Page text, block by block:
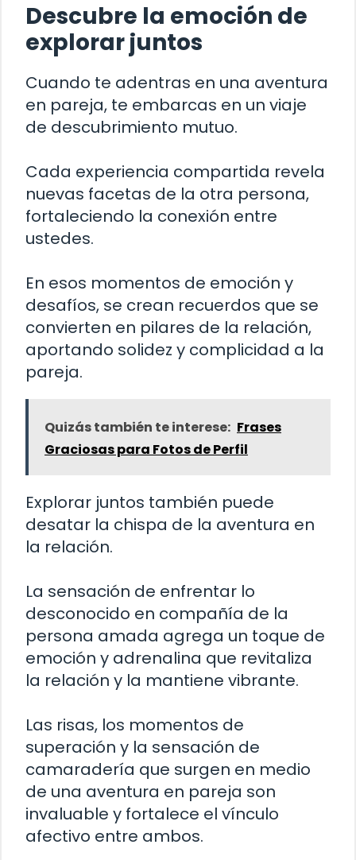
Descubre la emoción de
explorar juntos
Cuando te adentras en una aventura
en pareja, te embarcas en un viaje
de descubrimiento mutuo.
Cada experiencia compartida revela
nuevas facetas de la otra persona,
fortaleciendo la conexión entre
ustedes.
En esos momentos de emoción y
desafíos, se crean recuerdos que se
convierten en pilares de la relación,
aportando solidez y complicidad a la
pareja.
Quizás también te interese: Frases
Graciosas para Fotos de Perfil
Explorar juntos también puede
desatar la chispa de la aventura en
la relación.
La sensación de enfrentar lo
desconocido en compañía de la
persona amada agrega un toque de
emoción y adrenalina que revitaliza
la relación y la mantiene vibrante.
Las risas, los momentos de
superación y la sensación de
camaradería que surgen en medio
de una aventura en pareja son
invaluable y fortalece el vínculo
afectivo entre ambos.